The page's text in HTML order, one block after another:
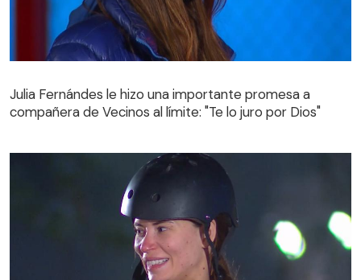
compañera de Vecinos al límite: "Te lo juro por Dios"
Julia Fernándes le hizo una importante promesa a
compañera de Vecinos al límite: "Te lo juro por Dios"